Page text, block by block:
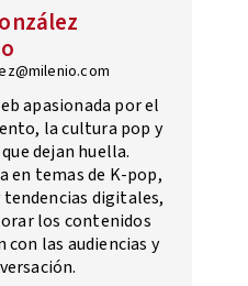
apasionada por el
la cultura pop y
dejan huella.
en temas de K-pop,
tendencias digitales,
los contenidos
con las audiencias y